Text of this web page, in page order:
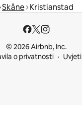
Skåne Kristianstad
© 2026 Airbnb, Inc.
o privatnosti
Uvjeti